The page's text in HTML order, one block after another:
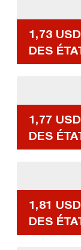
1,73
DES
1,77
DES
1,81
DES